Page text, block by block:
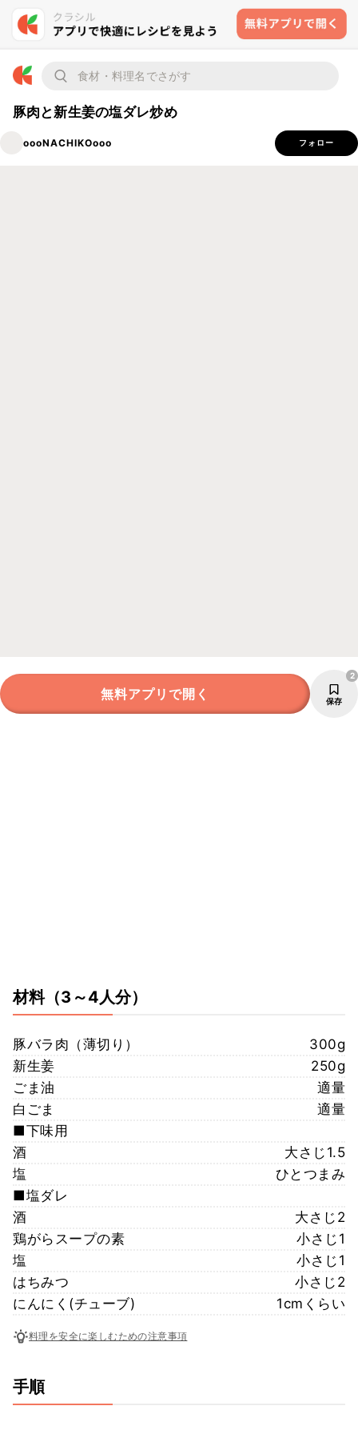
豚肉と新生姜の塩ダレ炒め
oooNACHIKOooo フォロー
無料アプリで開く 保存
2
材料（3～4人分）
豚バラ肉（薄切り）
300g
新生姜
250g
ごま油
適量
白ごま
適量
■下味用
酒
大さじ1.5
塩
ひとつまみ
■塩ダレ
酒
大さじ2
鶏がらスープの素
小さじ1
塩
小さじ1
はちみつ
小さじ2
にんにく(チューブ)
1cmくらい
料理を安全に楽しむための注意事項
手順